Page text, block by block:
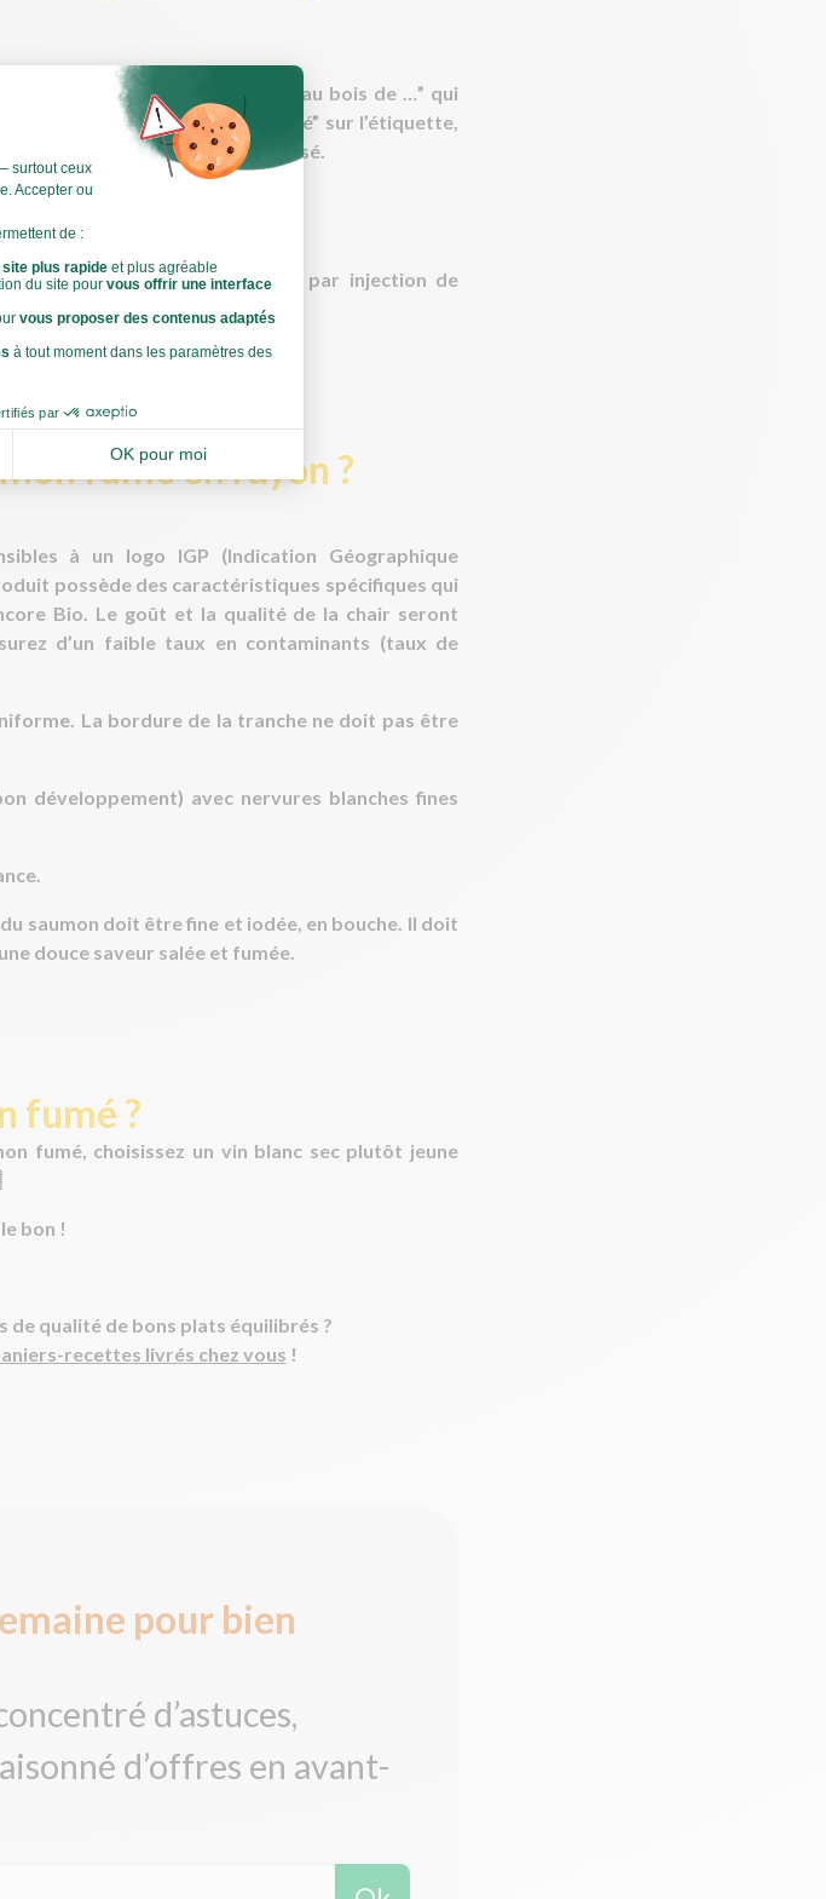
la mention “fumé au bois de …” qui
Si vous ne lisez que “fumé” sur l’étiquette,
à l’aide d’un produit vaporisé.
plutôt qu’un salage par injection de
fumé en rayon ?
à un logo IGP (Indication Géographique
possède des caractéristiques spécifiques qui
Bio. Le goût et la qualité de la chair seront
d’un faible taux en contaminants (taux de
La bordure de la tranche ne doit pas être
développement) avec nervures blanches fines
.
du saumon doit êtrefine et iodée, en bouche. Il doit
douce saveur salée et fumée.
fumé ?
fumé, choisissez un vin blanc sec plutôt jeune
bon !
de qualité de bons plats équilibrés ?
recettes livrés chez vous !
pour bien
d’astuces,
d’offres en avant-